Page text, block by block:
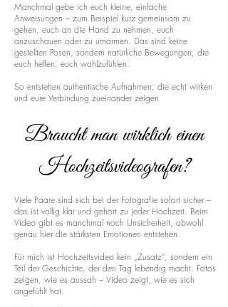
Manchmal gebe ich euch kleine, einfache
Anweisungen – zum Beispiel kurz gemeinsam zu
gehen, euch an die Hand zu nehmen, euch
anzuschauen oder zu umarmen. Das sind keine
gestellten Posen, sondern natürliche Bewegungen, die
euch helfen, euch wohlzufühlen.
So entstehen authentische Aufnahmen, die echt wirken
und eure Verbindung zueinander zeigen
Braucht man wirklich einen
Hochzeitsvideografen?
Viele Paare sind sich bei der Fotografie sofort sicher –
das ist völlig klar und gehört zu jeder Hochzeit. Beim
Video gibt es manchmal noch Unsicherheit, obwohl
genau hier die stärksten Emotionen entstehen.
Für mich ist Hochzeitsvideo kein „Zusatz“, sondern ein
Teil der Geschichte, der den Tag lebendig macht. Fotos
zeigen, wie es aussah – Video zeigt, wie es sich
angefühlt hat.